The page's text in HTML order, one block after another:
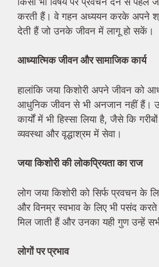
करती हैं। वे गहन अध्ययन करके अपने
देती हैं जो उनके जीवन में लागू हो सकें।
आध्यात्मिक जीवन और सामाजिक कार्य
हालांकि जया किशोरी अपने जीवन को
आधुनिक जीवन से भी अनजान नहीं हैं।
कार्यों में भी हिस्सा लिया है, जैसे कि
व्यवस्था और वृद्धाश्रम में सेवा।
जया किशोरी की लोकप्रियता का राज
लोग जया किशोरी को सिर्फ प्रवचन के
और विनम्र स्वभाव के लिए भी पसंद
मिल जाती हैं और उनका यही गुण उन्हें
लोगों पर प्रभाव